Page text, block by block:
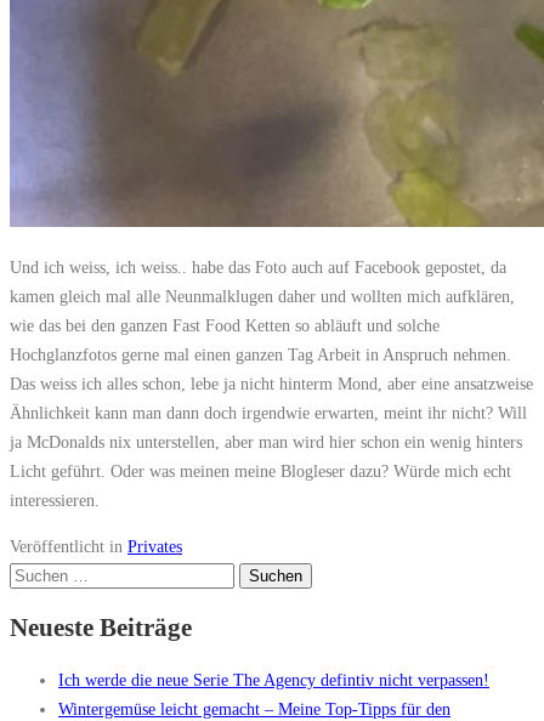
Und ich weiss, ich weiss.. habe das Foto auch auf Facebook gepostet, da
kamen gleich mal alle Neunmalklugen daher und wollten mich aufklären,
wie das bei den ganzen Fast Food Ketten so abläuft und solche
Hochglanzfotos gerne mal einen ganzen Tag Arbeit in Anspruch nehmen.
Das weiss ich alles schon, lebe ja nicht hinterm Mond, aber eine ansatzweise
Ähnlichkeit kann man dann doch irgendwie erwarten, meint ihr nicht? Will
ja McDonalds nix unterstellen, aber man wird hier schon ein wenig hinters
Licht geführt. Oder was meinen meine Blogleser dazu? Würde mich echt
interessieren.
Veröffentlicht in Privates
Suchen
Neueste Beiträge
Ich werde die neue Serie The Agency defintiv nicht verpassen!
Wintergemüse leicht gemacht – Meine Top-Tipps für den